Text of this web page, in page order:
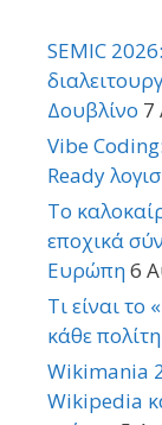
SEMIC
Δουβλίνο 7
Vibe
Ready
Το
εποχικά
Ευρώπη6
Τι είναι το
κάθε πολίτη
Wikimania
Wikipedia